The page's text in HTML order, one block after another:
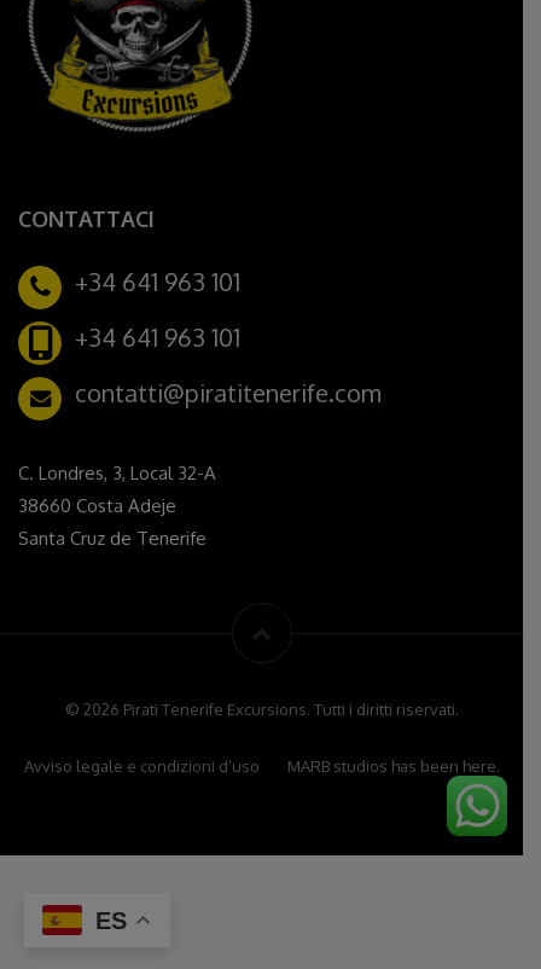
CONTATTACI
+34 641 963 101
+34 641 963 101
contatti@piratitenerife.com
C. Londres, 3, Local 32-A
38660 Costa Adeje
Santa Cruz de Tenerife
© 2026 Pirati Tenerife Excursions. Tutti i diritti riservati.
Avviso legale e condizioni d’uso MARB studios has been here.
ES